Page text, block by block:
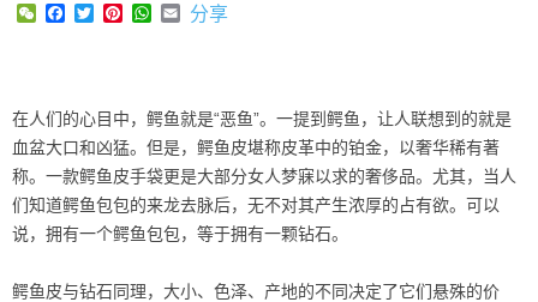
WeChatFacebook
TwitterPinterest
WhatsApp
Email
分享
在人们的心目中，鳄鱼就是“恶鱼”。一提到鳄鱼，让人联想到的就是
血盆大口和凶猛。但是，鳄鱼皮堪称皮革中的铂金，以奢华稀有著
称。一款鳄鱼皮手袋更是大部分女人梦寐以求的奢侈品。尤其，当人
们知道鳄鱼包包的来龙去脉后，无不对其产生浓厚的占有欲。可以
说，拥有一个鳄鱼包包，等于拥有一颗钻石。
鳄鱼皮与钻石同理，大小、色泽、产地的不同决定了它们悬殊的价